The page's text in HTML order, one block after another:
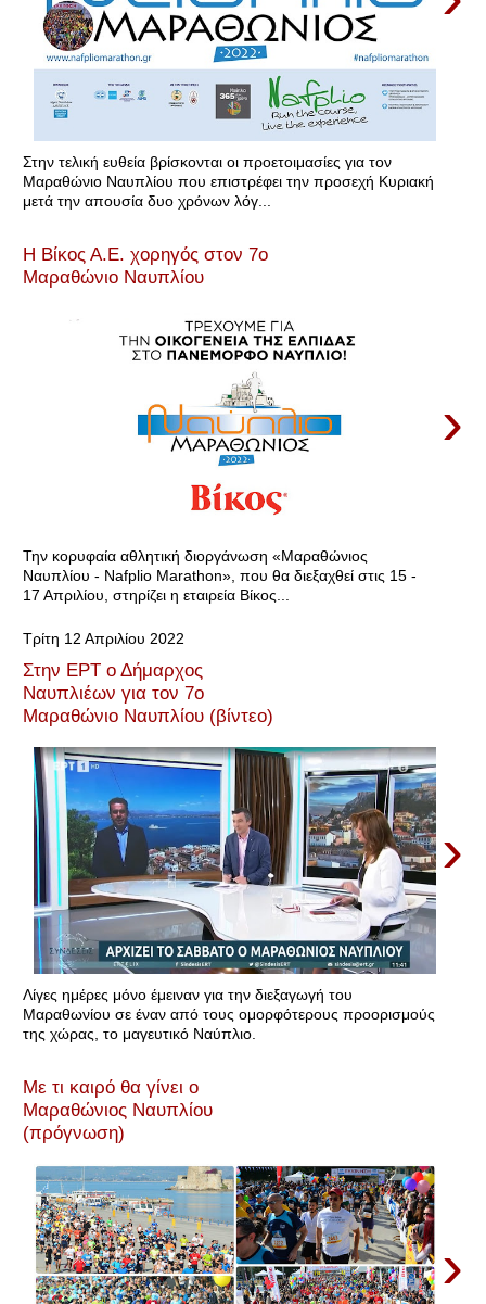
Στην τελική ευθεία βρίσκονται οι προετοιμασίες για τον
Μαραθώνιο Ναυπλίου που επιστρέφει την προσεχή Κυριακή
μετά την απουσία δυο χρόνων λόγ...
Η Βίκος Α.Ε. χορηγός στον 7ο
Μαραθώνιο Ναυπλίου
›
Την κορυφαία αθλητική διοργάνωση «Μαραθώνιος
Ναυπλίου - Nafplio Marathon», που θα διεξαχθεί στις 15 -
17 Απριλίου, στηρίζει η εταιρεία Βίκος...
Τρίτη 12 Απριλίου 2022
Στην ΕΡΤ ο Δήμαρχος
Ναυπλιέων για τον 7ο
Μαραθώνιο Ναυπλίου (βίντεο)
›
Λίγες ημέρες μόνο έμειναν για την διεξαγωγή του
Μαραθωνίου σε έναν από τους ομορφότερους προορισμούς
της χώρας, το μαγευτικό Ναύπλιο.
Με τι καιρό θα γίνει ο
Μαραθώνιος Ναυπλίου
(πρόγνωση)
›